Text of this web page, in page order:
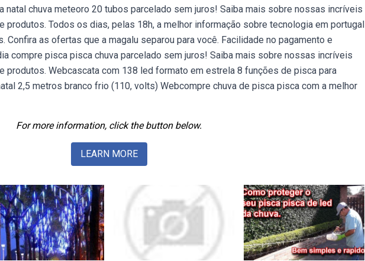
natal chuva meteoro 20 tubos parcelado sem juros! Saiba mais sobre nossas incríveis
Todos os dias, pelas 18h, a melhor informação sobre tecnologia em portugal
Confira as ofertas que a magalu separou para você. Facilidade no pagamento e
compre pisca pisca chuva parcelado sem juros! Saiba mais sobre nossas incríveis
produtos. Webcascata com 138 led formato em estrela 8 funções de pisca para
2,5 metros branco frio (110, volts) Webcompre chuva de pisca pisca com a melhor
For more information, click the button below.
LEARN MORE